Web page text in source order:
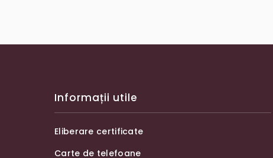
Informații utile
Eliberare certificate
Carte de telefoane